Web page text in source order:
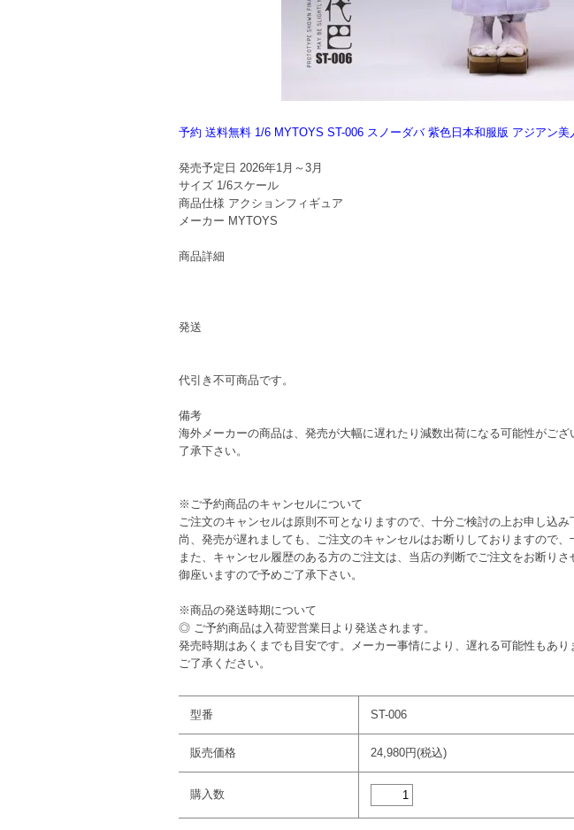
予約 送料無料 1/6 MYTOYS ST-006 スノーダバ 紫色日本和服版 アジアン美
発売予定日 2026年1月～3月
サイズ 1/6スケール
商品仕様 アクションフィギュア
メーカー MYTOYS
商品詳細
発送
代引き不可商品です。
備考
海外メーカーの商品は、発売が大幅に遅れたり減数出荷になる可能性がご
了承下さい。
※ご予約商品のキャンセルについて
ご注文のキャンセルは原則不可となりますので、十分ご検討の上お申し込み
尚、発売が遅れましても、ご注文のキャンセルはお断りしておりますので、
また、キャンセル履歴のある方のご注文は、当店の判断でご注文をお断りさ
御座いますので予めご了承下さい。
※商品の発送時期について
◎ ご予約商品は入荷翌営業日より発送されます。
発売時期はあくまでも目安です。メーカー事情により、遅れる可能性もあり
ご了承ください。
型番 ST-006
販売価格 24,980円(税込)
購入数